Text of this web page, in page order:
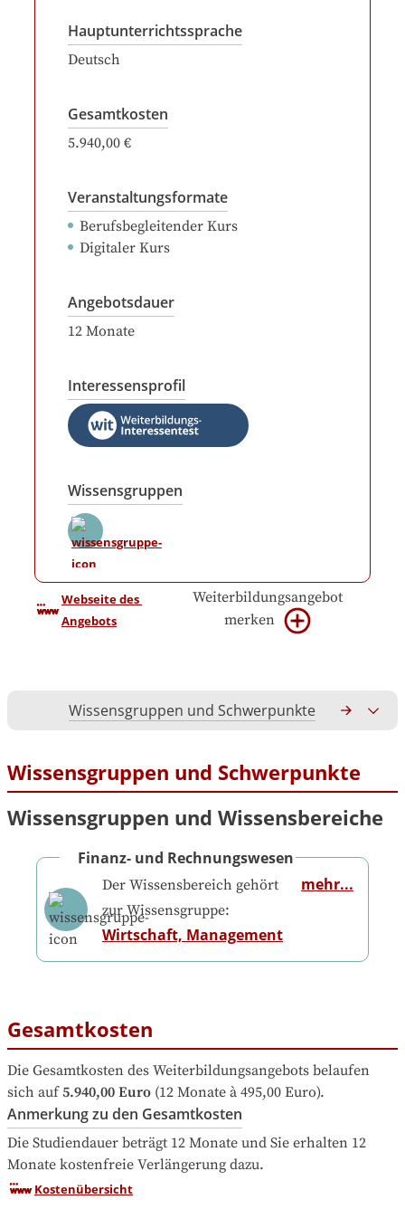
Hauptunterrichtssprache
Deutsch
Gesamtkosten
5.940,00 €
Veranstaltungsformate
Berufsbegleitender Kurs
Digitaler Kurs
Angebotsdauer
12 Monate
Interessensprofil
Wissensgruppen
Webseite des
Angebots
Weiterbildungsangebot
merken
Wissensgruppen und Schwerpunkte
Wissensgruppen und Schwerpunkte
Wissensgruppen und Wissensbereiche
Finanz- und Rechnungswesen
Der Wissensbereich gehört
zur Wissensgruppe:
Wirtschaft, Management
mehr...
Gesamtkosten
Die Gesamtkosten des Weiterbildungsangebots belaufen
sich auf 5.940,00 Euro (12 Monate à 495,00 Euro).
Anmerkung zu den Gesamtkosten
Die Studiendauer beträgt 12 Monate und Sie erhalten 12
Monate kostenfreie Verlängerung dazu.
Kostenübersicht